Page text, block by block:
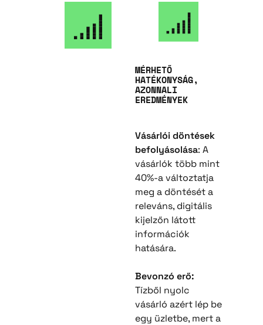
MÉRHETŐ
HATÉKONYSÁG,
AZONNALI
EREDMÉNYEK
Vásárlói döntések
befolyásolása: A
vásárlók több mint
40%-a változtatja
meg a döntését a
releváns, digitális
kijelzőn látott
információk
hatására.
Bevonzó erő:
Tízből nyolc
vásárló azért lép be
egy üzletbe, mert a